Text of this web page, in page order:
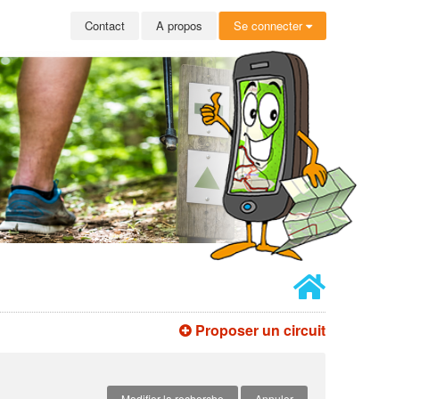
Contact A propos Se connecter
Proposer un circuit